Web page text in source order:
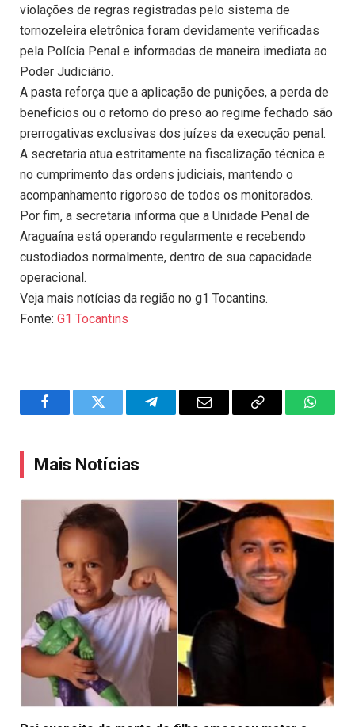
violações de regras registradas pelo sistema de
tornozeleira eletrônica foram devidamente verificadas
pela Polícia Penal e informadas de maneira imediata ao
Poder Judiciário.
A pasta reforça que a aplicação de punições, a perda de
benefícios ou o retorno do preso ao regime fechado são
prerrogativas exclusivas dos juízes da execução penal.
A secretaria atua estritamente na fiscalização técnica e
no cumprimento das ordens judiciais, mantendo o
acompanhamento rigoroso de todos os monitorados.
Por fim, a secretaria informa que a Unidade Penal de
Araguaína está operando regularmente e recebendo
custodiados normalmente, dentro de sua capacidade
operacional.
Veja mais notícias da região no g1 Tocantins.
Fonte: G1 Tocantins
FacebookTwitter TelegramEmail
Copy
Mais Notícias